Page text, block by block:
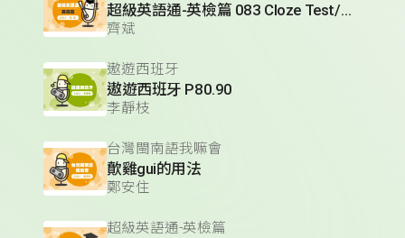
超級英語通-英檢篇 083 Cloze Test/段落填空-13
齊斌
遨遊西班牙
遨遊西班牙 P80.90
李靜枝
台灣閩南語我嘛會
歕雞gui的用法
鄭安住
超級英語通-英檢篇